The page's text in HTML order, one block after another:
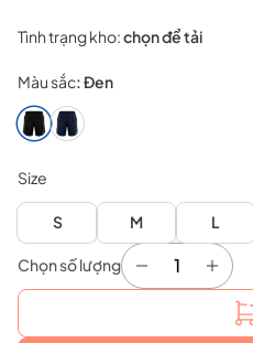
Tình trạng kho:chọn để tải
Màu sắc:Đen
Size
S M L
Chọn số lượng
Quần Shorts